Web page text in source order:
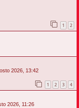
1 2
2026, 13:42
1 2 3 4
2026, 11:26